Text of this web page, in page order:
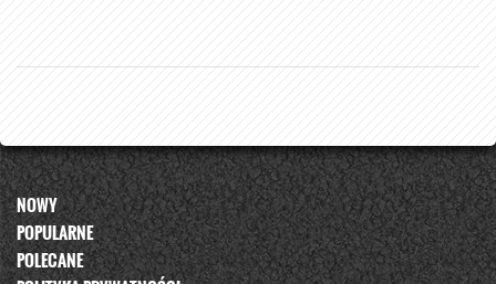
NOWY
POPULARNE
POLECANE